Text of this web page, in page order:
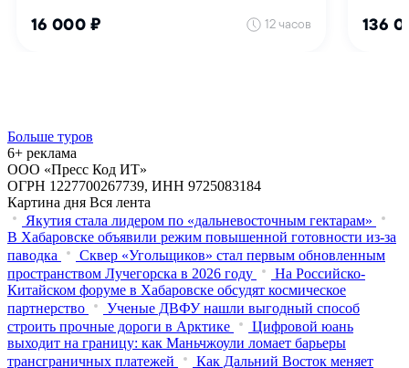
Больше туров
6+ реклама
ООО «Пресс Код ИТ»
ОГРН 1227700267739, ИНН 9725083184
Картина дня Вся лента
Якутия стала лидером по «дальневосточным гектарам»
В Хабаровске объявили режим повышенной готовности из‑за
паводка
Сквер «Угольщиков» стал первым обновленным
пространством Лучегорска в 2026 году
На Российско-
Китайском форуме в Хабаровске обсудят космическое
партнерство
Ученые ДВФУ нашли выгодный способ
строить прочные дороги в Арктике
Цифровой юань
выходит на границу: как Маньчжоули ломает барьеры
трансграничных платежей
Как Дальний Восток меняет